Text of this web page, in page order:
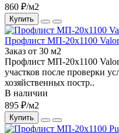
860 ₽/м2
Купить
Профлист МП-20х1100
Заказ от 30 м2
Профлист МП-20х1100
участков после проверки
хозяйственных постр..
В наличии
895 ₽/м2
Купить